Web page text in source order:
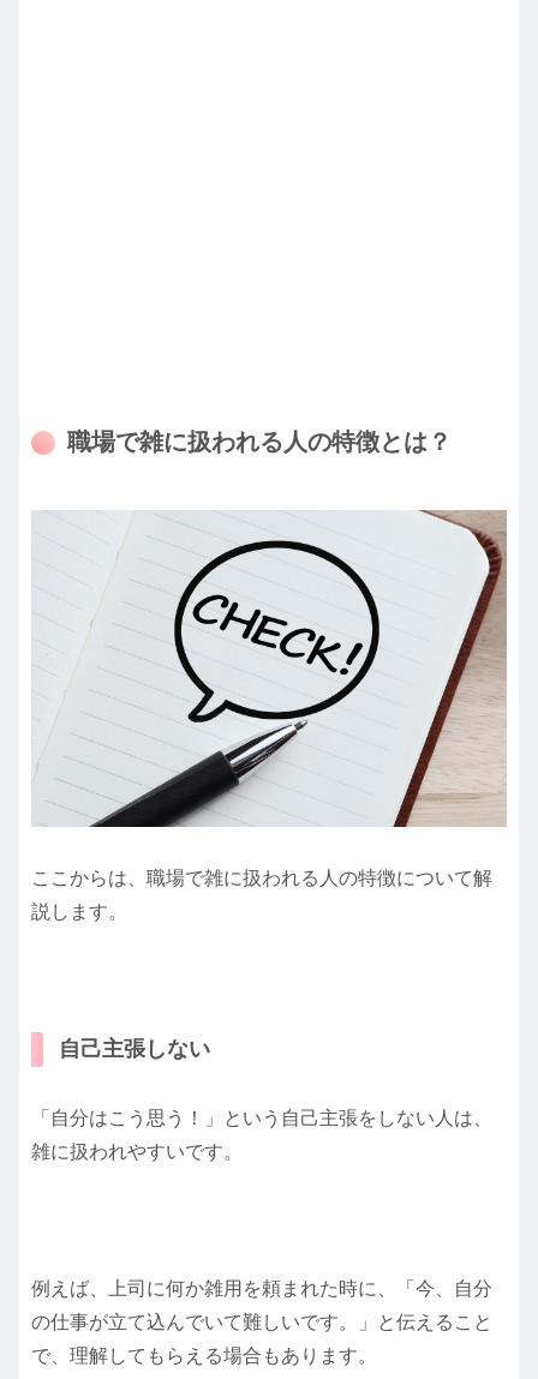
職場で雑に扱われる人の特徴とは？
ここからは、職場で雑に扱われる人の特徴について解
説します。
自己主張しない
「自分はこう思う！」という自己主張をしない人は、
雑に扱われやすいです。
例えば、上司に何か雑用を頼まれた時に、「今、自分
の仕事が立て込んでいて難しいです。」と伝えること
で、理解してもらえる場合もあります。